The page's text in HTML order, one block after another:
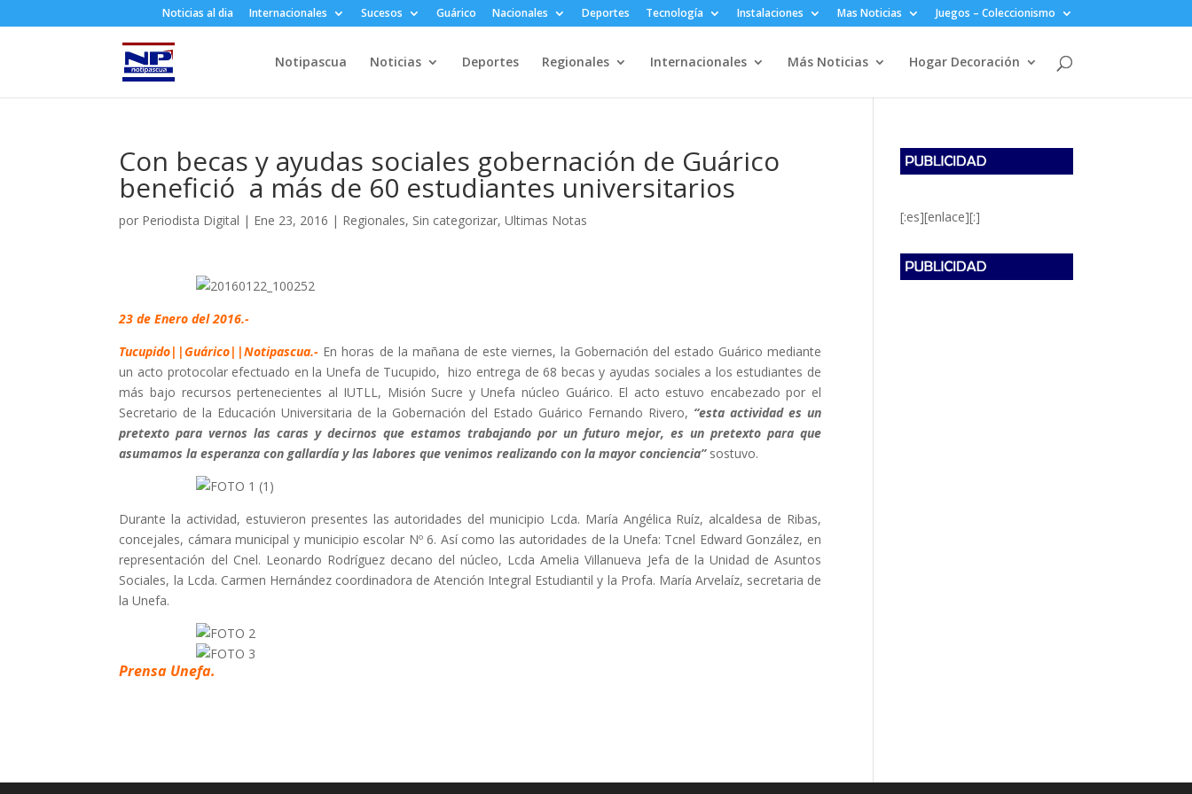
Noticias al dia Internacionales Sucesos Guárico Nacionales Deportes Tecnología Instalaciones Mas Noticias Juegos – Coleccionismo
Notipascua Noticias Deportes Regionales Internacionales Más Noticias Hogar Decoración
Con becas y ayudas sociales gobernación de Guárico
benefició a más de 60 estudiantes universitarios
por Periodista Digital | Ene 23, 2016 | Regionales, Sin categorizar,Ultimas Notas
23 de Enero del 2016.-
Tucupido||Guárico||Notipascua.- En horas de la mañana de este viernes, la Gobernación del estado Guárico mediante
un acto protocolar efectuado en la Unefa de Tucupido, hizo entrega de 68 becas y ayudas sociales a los estudiantes de
más bajo recursos pertenecientes al IUTLL, Misión Sucre y Unefa núcleo Guárico. El acto estuvo encabezado por el
Secretario de la Educación Universitaria de la Gobernación del Estado Guárico Fernando Rivero, “esta actividad es un
pretexto para vernos las caras y decirnos que estamos trabajando por un futuro mejor, es un pretexto para que
asumamos la esperanza con gallardía y las labores que venimos realizando con la mayor conciencia” sostuvo.
Durante la actividad, estuvieron presentes las autoridades del municipio Lcda. María Angélica Ruíz, alcaldesa de Ribas,
concejales, cámara municipal y municipio escolar Nº 6. Así como las autoridades de la Unefa: Tcnel Edward González, en
representación del Cnel. Leonardo Rodríguez decano del núcleo, Lcda Amelia Villanueva Jefa de la Unidad de Asuntos
Sociales, la Lcda. Carmen Hernández coordinadora de Atención Integral Estudiantil y la Profa. María Arvelaíz, secretaria de
la Unefa.
Prensa Unefa.
[:es][enlace][:]